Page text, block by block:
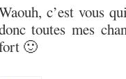
c’est vous
toutes mes
🙂